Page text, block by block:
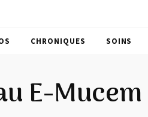
CHRONIQUES SOINS
E-